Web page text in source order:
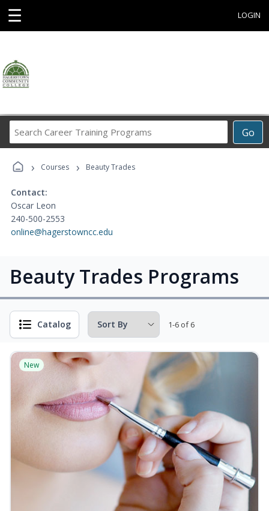
☰ LOGIN
Go
Career
Programs
› Courses › Beauty Trades
Contact:
Oscar Leon
240-500-2553
online@hagerstowncc.edu
Beauty Trades Programs
Catalog 1-6 of 6
New